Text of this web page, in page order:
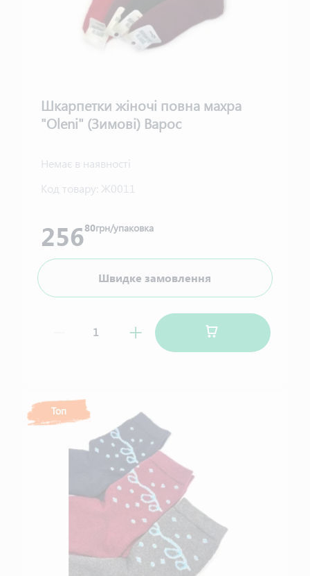
Шкарпетки жіночі повна махра
"Oleni" (Зимові) Варос
Немає в наявності
Код товару: Ж0011
25680грн/упаковка
Швидке замовлення
Топ